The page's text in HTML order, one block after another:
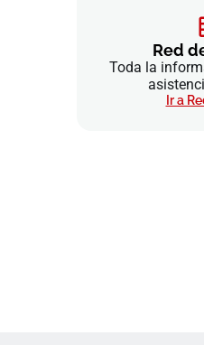
Red
Toda la
Ir a